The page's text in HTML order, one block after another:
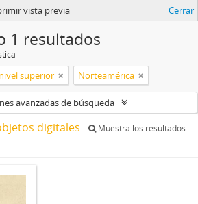
vista previa Cerrar
1 resultados
superior Norteamérica
avanzadas de búsqueda
digitales
Muestra los resultados